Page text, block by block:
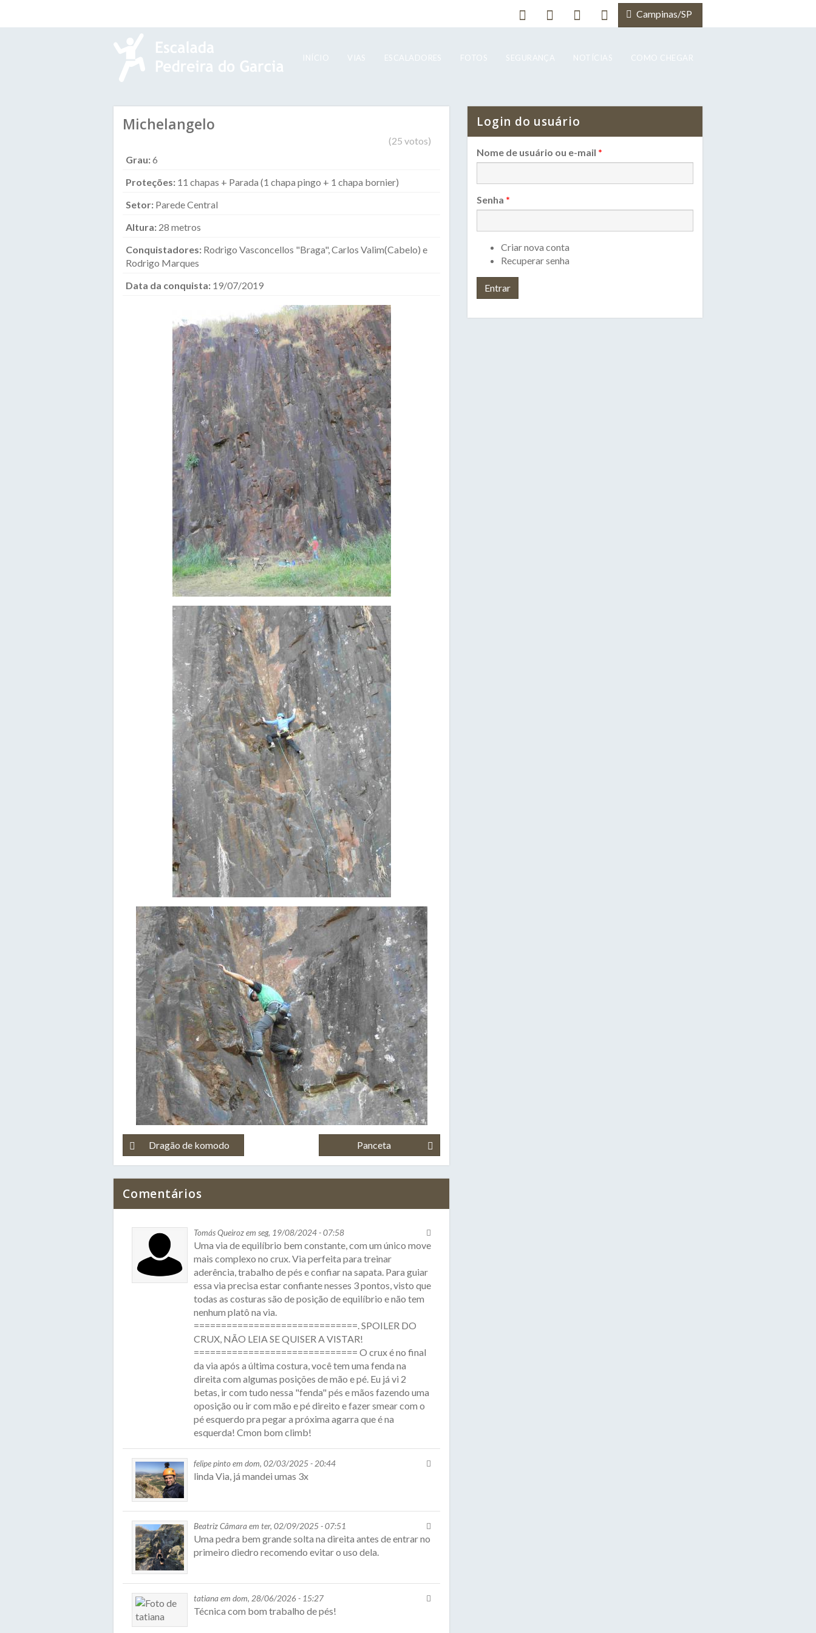
Campinas/SP
INÍCIO VIAS ESCALADORES FOTOS SEGURANÇA NOTÍCIAS COMO CHEGAR
Michelangelo
(25 votos)
Grau:6
Proteções: 11 chapas + Parada (1 chapa pingo + 1 chapa bornier)
Setor: Parede Central
Altura: 28 metros
Conquistadores: Rodrigo Vasconcellos "Braga", Carlos Valim(Cabelo) e
Rodrigo Marques
Data da conquista: 19/07/2019
Dragão de komodo Panceta
Comentários
Tomás Queiroz em seg, 19/08/2024 - 07:58
Uma via de equilíbrio bem constante, com um único move
mais complexo no crux. Via perfeita para treinar
aderência, trabalho de pés e confiar na sapata. Para guiar
essa via precisa estar confiante nesses 3 pontos, visto que
todas as costuras são de posição de equilíbrio e não tem
nenhum platô na via.
==============================. SPOILER DO
CRUX, NÃO LEIA SE QUISER A VISTAR!
============================== O crux é no final
da via após a última costura, você tem uma fenda na
direita com algumas posições de mão e pé. Eu já vi 2
betas, ir com tudo nessa "fenda" pés e mãos fazendo uma
oposição ou ir com mão e pé direito e fazer smear com o
pé esquerdo pra pegar a próxima agarra que é na
esquerda! Cmon bom climb!
felipe pinto em dom, 02/03/2025 - 20:44
linda Via, já mandei umas 3x
Beatriz Câmara em ter, 02/09/2025 - 07:51
Uma pedra bem grande solta na direita antes de entrar no
primeiro diedro recomendo evitar o uso dela.
tatiana em dom, 28/06/2026 - 15:27
Técnica com bom trabalho de pés!
Login do usuário
Nome de usuário ou e-mail *
Senha *
Criar nova conta
Recuperar senha